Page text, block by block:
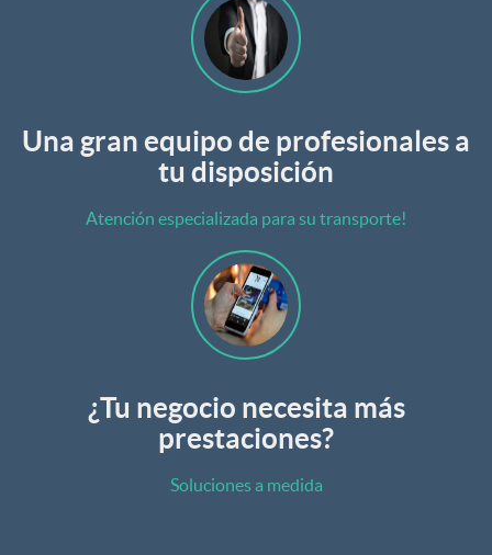
Una gran equipo de profesionales a
tu disposición
Atención especializada para su transporte!
¿Tu negocio necesita más
prestaciones?
Soluciones a medida